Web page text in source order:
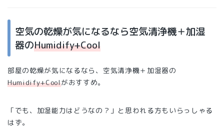
空気の乾燥が気になるなら空気清浄機＋加湿
器のHumidify+Cool
部屋の乾燥が気になるなら、空気清浄機＋加湿器の
Humidify+Coolがおすすめ。
「でも、加湿能力はどうなの？」と思われる方もいらっしゃる
はず。